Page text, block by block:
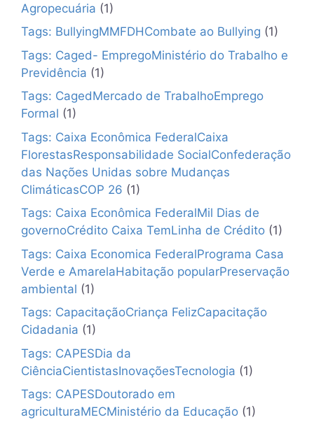
Agropecuária (1)
Tags: BullyingMMFDHCombate ao Bullying (1)
Tags: Caged- EmpregoMinistério do Trabalho e
Previdência (1)
Tags: CagedMercado de TrabalhoEmprego
Formal (1)
Tags: Caixa Econômica FederalCaixa
FlorestasResponsabilidade SocialConfederação
das Nações Unidas sobre Mudanças
ClimáticasCOP 26 (1)
Tags: Caixa Econômica FederalMil Dias de
governoCrédito Caixa TemLinha de Crédito (1)
Tags: Caixa Economica FederalPrograma Casa
Verde e AmarelaHabitação popularPreservação
ambiental (1)
Tags: CapacitaçãoCriança FelizCapacitação
Cidadania (1)
Tags: CAPESDia da
CiênciaCientistasInovaçõesTecnologia (1)
Tags: CAPESDoutorado em
agriculturaMECMinistério da Educação (1)